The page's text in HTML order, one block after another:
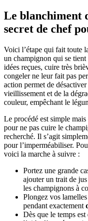
Le blanchiment
secret de chef
Voici l’étape qui fait toute
un champignon qui se tient
idées reçues, cuire très
congeler ne leur fait pas
action permet de
vieillissement et de la
couleur, empêchant le
Le procédé est simple
pour ne pas cuire le
recherché. Il s’agit
pour l’imperméabiliser.
voici la marche à suivre :
Portez une grande
ajouter un trait de
les champignons à
Plongez vos
pendant exactement
Dès que le temps